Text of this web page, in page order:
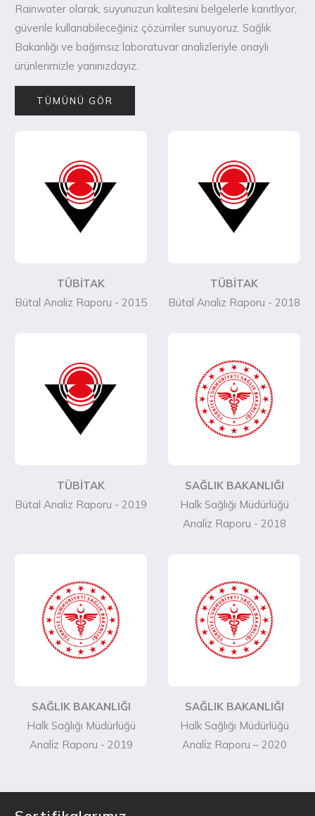
Rainwater olarak, suyunuzun kalitesini belgelerle kanıtlıyor,
güvenle kullanabileceğiniz çözümler sunuyoruz. Sağlık
Bakanlığı ve bağımsız laboratuvar analizleriyle onaylı
ürünlerimizle yanınızdayız.
TÜMÜNÜ GÖR
TÜBİTAK
Bütal Analiz Raporu - 2015
TÜBİTAK
Bütal Analiz Raporu - 2018
TÜBİTAK
Bütal Analiz Raporu - 2019
SAĞLIK BAKANLIĞI
Halk Sağlığı Müdürlüğü
Anali̇z Raporu - 2018
SAĞLIK BAKANLIĞI
Halk Sağlığı Müdürlüğü
Anali̇z Raporu - 2019
SAĞLIK BAKANLIĞI
Halk Sağlığı Müdürlüğü
Anali̇z Raporu – 2020